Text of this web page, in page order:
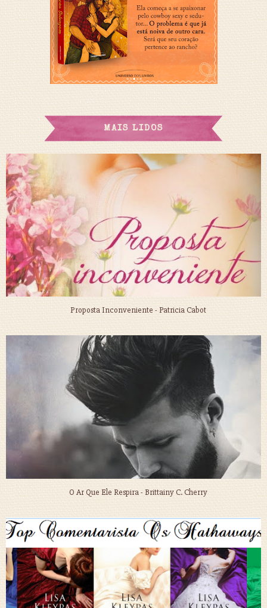
MAIS LIDOS
Proposta Inconveniente - Patricia Cabot
O Ar Que Ele Respira - Brittainy C. Cherry